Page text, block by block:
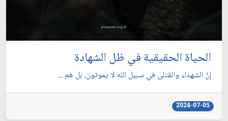
الحياة الحقيقية في ظل الشهادة
إنّ الشهداء والقتلى في سبيل الله لا يموتون، بل هم ...
2024-07-05